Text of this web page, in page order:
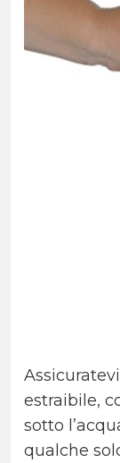
estraibile,
sotto
qualche